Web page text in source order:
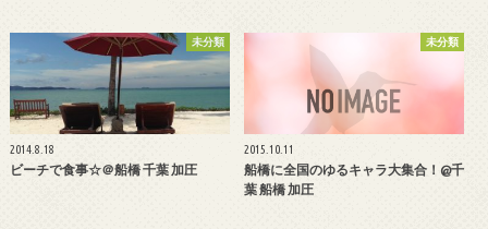
未分類
2014.8.18
ビーチで食事☆＠船橋 千葉 加圧
未分類
2015.10.11
船橋に全国のゆるキャラ大集合！@千
葉 船橋 加圧